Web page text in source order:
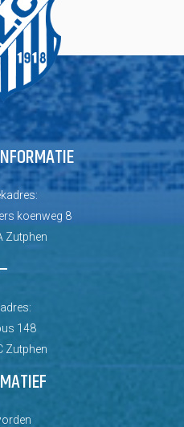
koenweg 8
Zutphen
–
148
Zutphen